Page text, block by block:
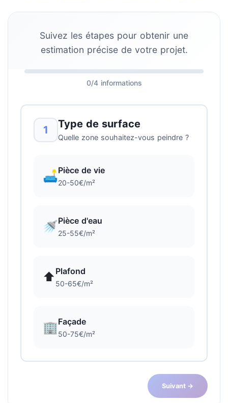
Suivez les étapes pour obtenir une
estimation précise de votre projet.
0/4 informations
1 Type de surface
Quelle zone souhaitez-vous peindre ?
🛋️Pièce de vie
20-50€/m²
🚿Pièce d'eau
25-55€/m²
⬆️ Plafond
50-65€/m²
🏢Façade
50-75€/m²
Suivant →